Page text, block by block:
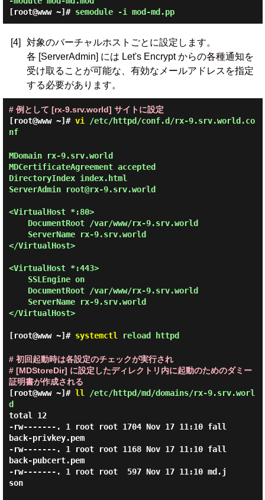
[root@www ~]# semodule -i mod-md.pp
[4]
対象のバーチャルホストごとに設定します。
各 [ServerAdmin] には Let's Encrypt からの各種通知を
受け取ることが可能な、有効なメールアドレスを指定
する必要があります。
# 例として [rx-9.srv.world] サイトに設定
[root@www ~]# vi /etc/httpd/conf.d/rx-9.srv.world.co
nf
MDomain rx-9.srv.world
MDCertificateAgreement accepted
DirectoryIndex index.html
ServerAdmin root@rx-9.srv.world
<VirtualHost *:80>
</VirtualHost>
<VirtualHost *:443>
</VirtualHost>
[root@www ~]# systemctl reload httpd
# 初回起動時は各設定のチェックが実行され
# [MDStoreDir] に設定したディレクトリ内に起動のためのダミー
証明書が作成される
[root@www ~]# ll /etc/httpd/md/domains/rx-9.srv.worl
d
total 12
-rw-------. 1 root root 1704 Nov 17 11:10 fall
back-privkey.pem
-rw-------. 1 root root 1168 Nov 17 11:10 fall
back-pubcert.pem
-rw-------. 1 root root  597 Nov 17 11:10 md.j
son